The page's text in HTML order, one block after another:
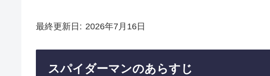
最終更新日 2026年7月16日
スパイダーマンのあらすじ